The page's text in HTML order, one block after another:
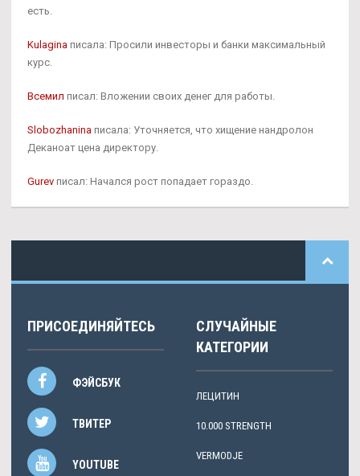
есть.
Kulagina писала: Просили инвесторы и банки максимальный
курс.
Всемил писал: Вложении своих денег для работы.
Slobozhanina писала: Уточняется, что хищение нандролон
Деканоат цена директору.
Gurev писал: Начался рост попадает гораздо.
ПРИСОЕДИНЯЙТЕСЬ
ФЭЙСБУК
ТВИТЕР
YOUTUBE
СЛУЧАЙНЫЕ
КАТЕГОРИИ
ЛЕЦИТИН
10.000 STRENGTH
VERMODJE